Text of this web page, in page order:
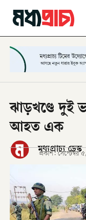
ঝাড়খণ্ডে দুই
আহত এক
মধ্যপ্রাচ্য ডেস্ক
প্রকাশ: সেপ্টেম্বর